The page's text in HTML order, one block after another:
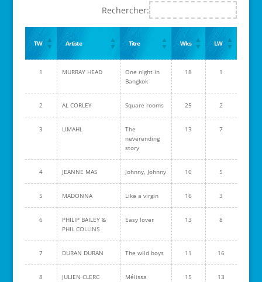
Rechercher:
TW Artiste Titre Wks LW
1 MURRAY HEAD
One night in
Bangkok
18 1
2 AL CORLEY Square rooms 25 2
3 LIMAHL
The
neverending
story
13 7
4 JEANNE MAS Johnny, Johnny 10 5
5 MADONNA Like a virgin 16 3
6
PHILIP BAILEY &
PHIL COLLINS
Easy lover 13 8
7 DURAN DURAN The wild boys 11 16
8 JULIEN CLERC Mélissa 15 13